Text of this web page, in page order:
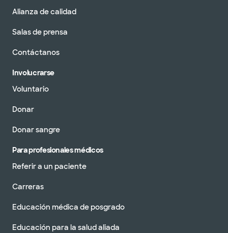
Alianza de calidad
Salas de prensa
Contáctanos
Involucrarse
Voluntario
Donar
Donar sangre
Para profesionales médicos
Referir a un paciente
Carreras
Educación médica de posgrado
Educación para la salud aliada